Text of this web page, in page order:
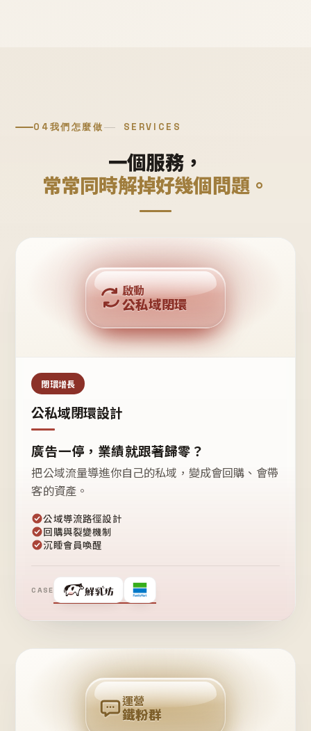
04我們怎麼做 SERVICES
一個服務，
常常同時解掉好幾個問題。
公域流量
私域鐵粉
回購複利
啟動
公私域閉環
閉環增長
公私域閉環設計
廣告一停，業績就跟著歸零？
把公域流量導進你自己的私域，變成會回購、會帶
客的資產。
公域導流路徑設計
回購與裂變機制
沉睡會員喚醒
CASE
❤
粉
回
購
運營
鐵粉群